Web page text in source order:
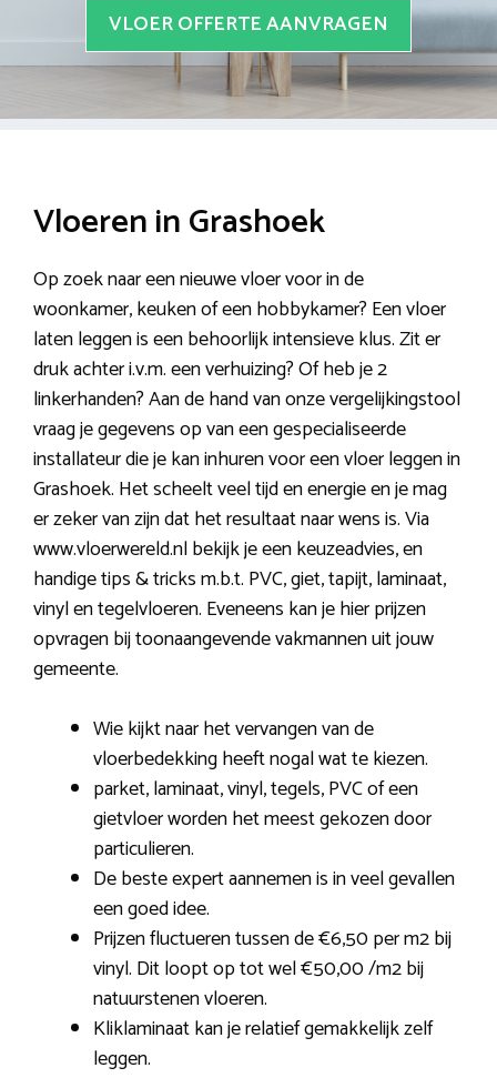
VLOER OFFERTE AANVRAGEN
Vloeren in Grashoek
Op zoek naar een nieuwe vloer voor in de
woonkamer, keuken of een hobbykamer? Een vloer
laten leggen is een behoorlijk intensieve klus. Zit er
druk achter i.v.m. een verhuizing? Of heb je 2
linkerhanden? Aan de hand van onze vergelijkingstool
vraag je gegevens op van een gespecialiseerde
installateur die je kan inhuren voor een vloer leggen in
Grashoek. Het scheelt veel tijd en energie en je mag
er zeker van zijn dat het resultaat naar wens is. Via
www.vloerwereld.nl bekijk je een keuzeadvies, en
handige tips & tricks m.b.t. PVC, giet, tapijt, laminaat,
vinyl en tegelvloeren. Eveneens kan je hier prijzen
opvragen bij toonaangevende vakmannen uit jouw
gemeente.
Wie kijkt naar het vervangen van de
vloerbedekking heeft nogal wat te kiezen.
parket, laminaat, vinyl, tegels, PVC of een
gietvloer worden het meest gekozen door
particulieren.
De beste expert aannemen is in veel gevallen
een goed idee.
Prijzen fluctueren tussen de €6,50 per m2 bij
vinyl. Dit loopt op tot wel €50,00 /m2 bij
natuurstenen vloeren.
Kliklaminaat kan je relatief gemakkelijk zelf
leggen.